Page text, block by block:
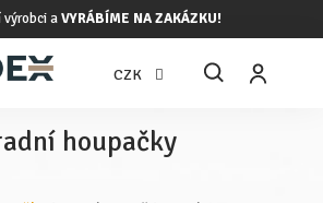
výrobci aVYRÁBÍME NA ZAKÁZKU!
CZK
houpačky